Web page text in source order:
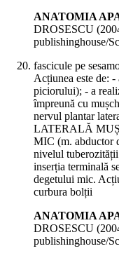
ANATOMIA
DROSESCU (
publishinghouse/
fascicule pe
Acțiunea este de:
piciorului); - a
împreună cu
nervul plantar
LATERALĂ
MIC (m. abductor
nivelul
inserția terminală
degetului mic.
curbura bolții
ANATOMIA
DROSESCU (
publishinghouse/